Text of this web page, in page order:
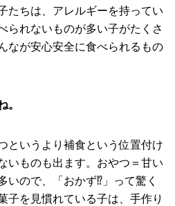
たちは、アレルギーを持ってい
られないものが多い子がたくさ
なが安心安全に食べられるもの
というより補食という位置付け
いものも出ます。おやつ＝甘い
いので、「おかず⁉︎」って驚く
子を見慣れている子は、手作り